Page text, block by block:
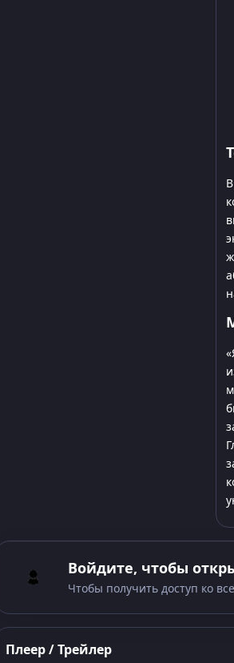
Войдите, чтобы
Чтобы получить доступ ко
Плеер / Трейлер